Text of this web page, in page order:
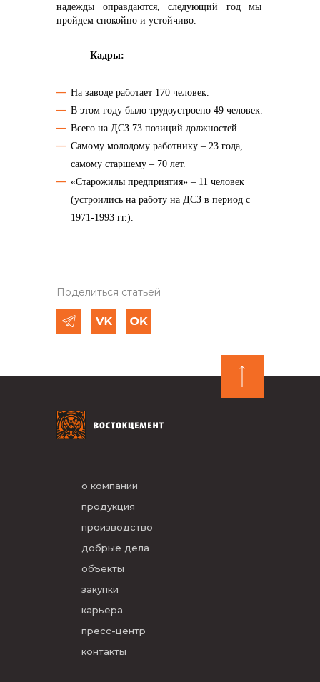
надежды оправдаются, следующий год мы
пройдем спокойно и устойчиво.
Кадры:
На заводе работает 170 человек.
В этом году было трудоустроено 49 человек.
Всего на ДСЗ 73 позиций должностей.
Самому молодому работнику – 23 года,
самому старшему – 70 лет.
«Старожилы предприятия» – 11 человек
(устроились на работу на ДСЗ в период с
1971-1993 гг.).
Поделиться статьей
о компании
продукция
производство
добрые дела
объекты
закупки
карьера
пресс-центр
контакты